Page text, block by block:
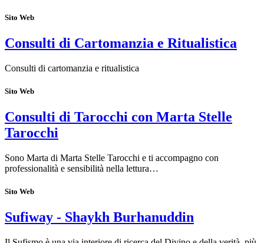
Sito Web
Consulti di Cartomanzia e Ritualistica
Consulti di cartomanzia e ritualistica
Sito Web
Consulti di Tarocchi con Marta Stelle
Tarocchi
Sono Marta di Marta Stelle Tarocchi e ti accompagno con
professionalità e sensibilità nella lettura…
Sito Web
Sufiway - Shaykh Burhanuddin